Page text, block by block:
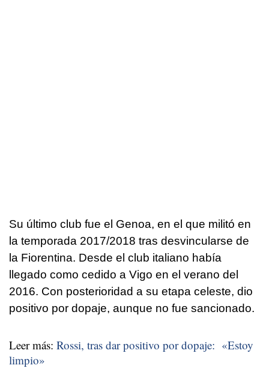
Su último club fue el Genoa, en el que militó en
la temporada 2017/2018 tras desvincularse de
la Fiorentina. Desde el club italiano había
llegado como cedido a Vigo en el verano del
2016. Con posterioridad a su etapa celeste, dio
positivo por dopaje, aunque no fue sancionado.
Leer más: Rossi, tras dar positivo por dopaje: «Estoy
limpio»